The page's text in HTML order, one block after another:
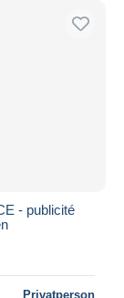
- publicité
Privatperson